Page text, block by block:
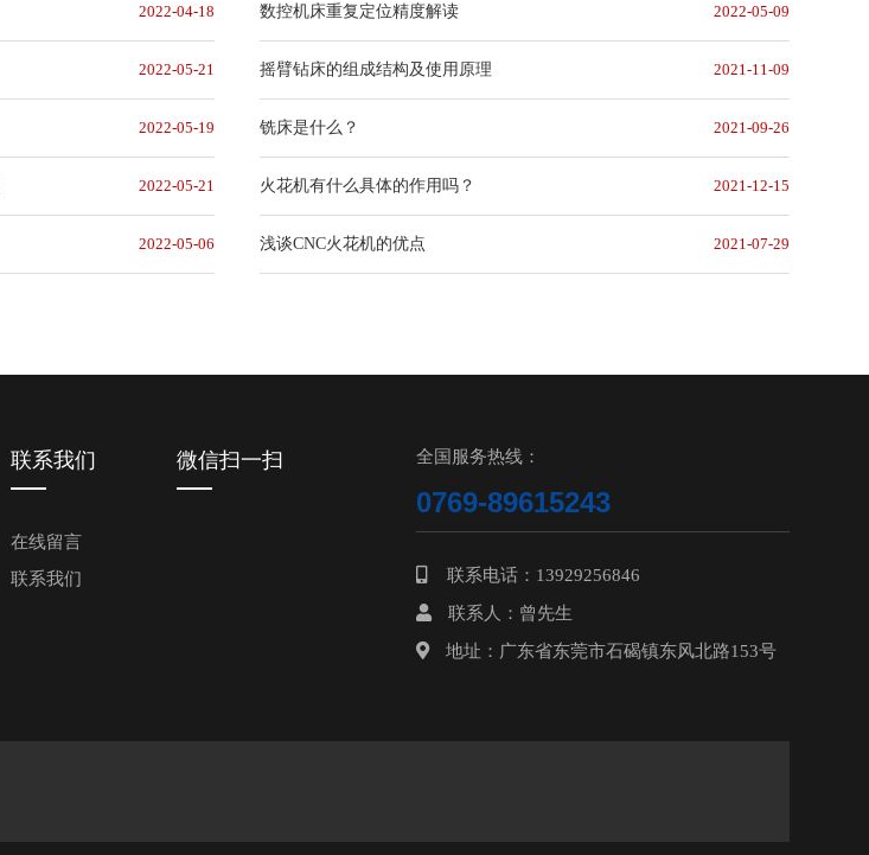
2022-04-18 数控机床重复定位精度解读 2022-05-09
2022-05-21 摇臂钻床的组成结构及使用原理 2021-11-09
2022-05-19 铣床是什么？ 2021-09-26
2022-05-21 火花机有什么具体的作用吗？ 2021-12-15
2022-05-06 浅谈CNC火花机的优点 2021-07-29
联系我们
在线留言
联系我们
微信扫一扫 全国服务热线：
0769-89615243
联系电话：13929256846
联系人：曾先生
地址：广东省东莞市石碣镇东风北路153号